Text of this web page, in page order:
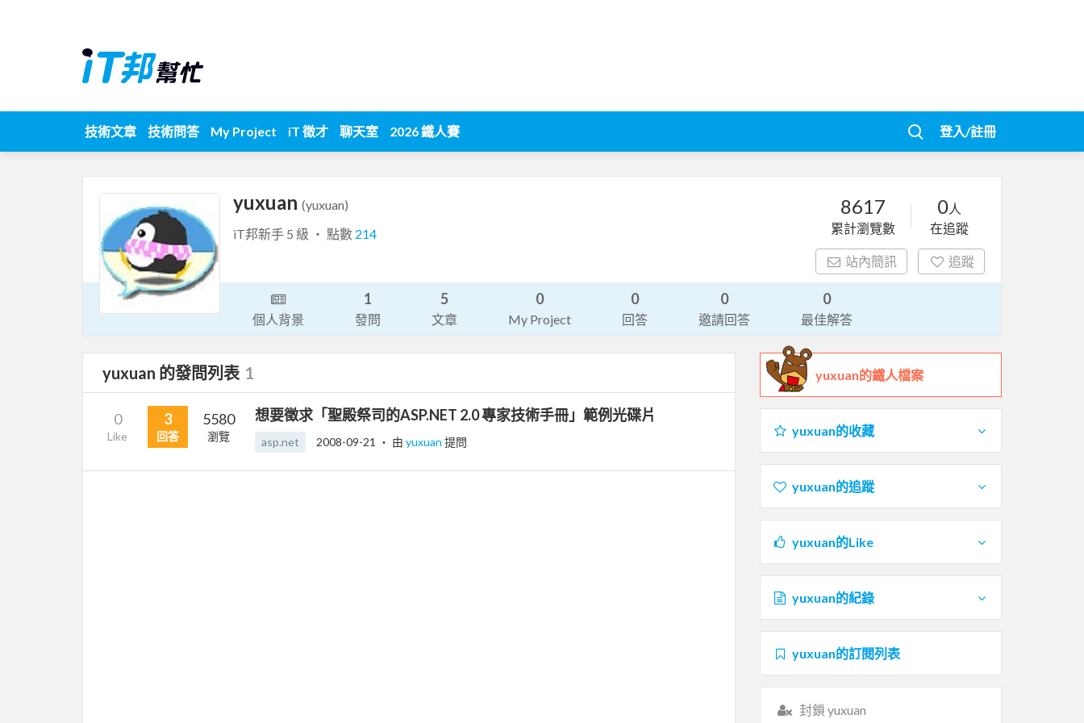
技術文章 技術問答 My Project iT 徵才 聊天室 2026 鐵人賽 登入/註冊
yuxuan (yuxuan)
iT邦新手 5 級 ‧ 點數 214
8617
累計瀏覽數
0人
在追蹤
站內簡訊 追蹤
個人背景
1
發問
5
文章
0
My Project
0
回答
0
邀請回答
0
最佳解答
yuxuan 的發問列表 1
0
Like
3
回答
5580
瀏覽
想要徵求「聖殿祭司的ASP.NET 2.0 專家技術手冊」範例光碟片
asp.net 2008-09-21 ‧ 由 yuxuan 提問
yuxuan的鐵人檔案
yuxuan的收藏
yuxuan的追蹤
yuxuan的Like
yuxuan的紀錄
yuxuan的訂閱列表
封鎖 yuxuan